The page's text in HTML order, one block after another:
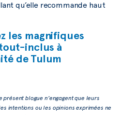
qu’elle recommande haut
les magnifiques
inclus à
de Tulum
blogue n’engagent que leurs
intentions ou les opinions exprimées ne